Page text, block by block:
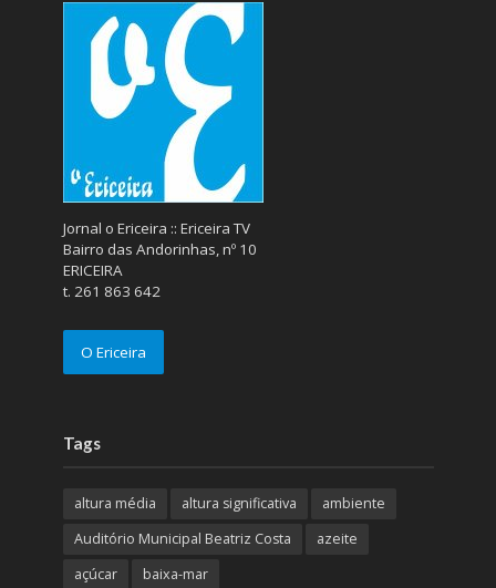
Jornal o Ericeira :: Ericeira TV
Bairro das Andorinhas, nº 10
ERICEIRA
t. 261 863 642
O Ericeira
Tags
altura média altura significativa
ambiente
Auditório Municipal Beatriz Costa
azeite
açúcar
baixa-mar